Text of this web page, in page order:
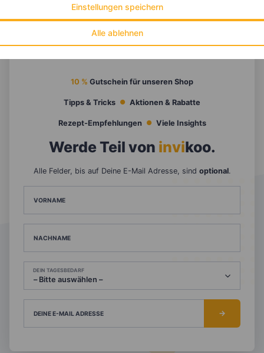
Alle ablehnen
Einstellungen speichern
10 % Gutschein für unseren Shop
Tipps & Tricks Aktionen & Rabatte
Rezept-Empfehlungen Viele Insights
Werde Teil von invikoo.
Alle Felder, bis auf Deine E-Mail Adresse, sind optional.
VORNAME
NACHNAME
DEIN TAGESBEDARF
DEINE E-MAIL ADRESSE